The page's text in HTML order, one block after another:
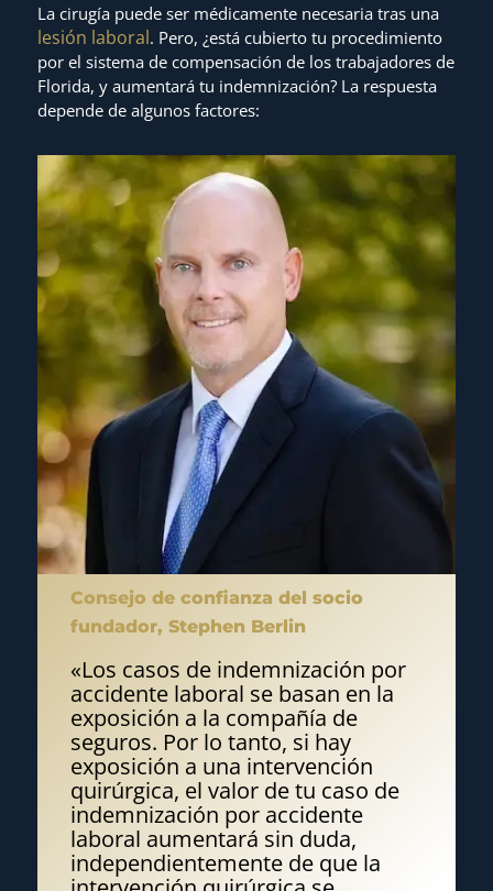
La cirugía puede ser médicamente necesaria tras una
lesión laboral. Pero, ¿está cubierto tu procedimiento
por el sistema de compensación de los trabajadores de
Florida, y aumentará tu indemnización? La respuesta
depende de algunos factores:
Consejo de confianza del socio
fundador, Stephen Berlin
«Los casos de indemnización por
accidente laboral se basan en la
exposición a la compañía de
seguros. Por lo tanto, si hay
exposición a una intervención
quirúrgica, el valor de tu caso de
indemnización por accidente
laboral aumentará sin duda,
independientemente de que la